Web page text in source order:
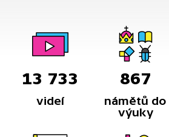
13 733
videí
867
námětů do
výuky